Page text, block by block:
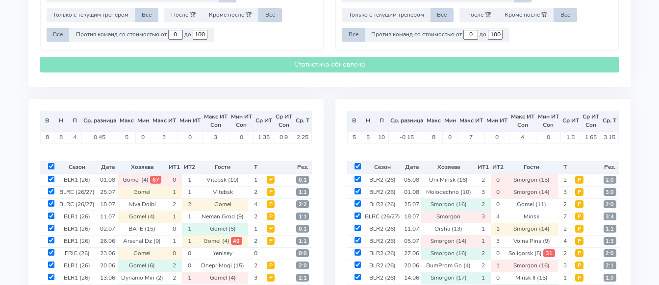
Только с текущим тренером Все После 🏆 Кроме после 🏆 Все
Все Против команд со стоимостью от до
Только с текущим тренером Все После 🏆 Кроме после 🏆 Все
Все Против команд со стоимостью от до
Статистика обновлена
В Н П Ср. разница Макс Мин Макс ИТ Мин ИТ Макс ИТ
Соп
Мин ИТ
Соп
Ср ИТ Ср ИТ
Соп
Ср. Т
8 8 4 0.45 5 0 3 0 3 0 1.35 0.9 2.25
Сезон Дата Хозяева ИТ1 ИТ2 Гости Т
Рез.
BLR1 (26) 01.08 Gomel (4) 67 0 1 Vitebsk (10) 1 Р 0:1
BLRC (26/27) 25.07 Gomel 1 1 Vitebsk 2 Р 1:1
BLRC (26/27) 18.07 Niva Dolbi 2 2 Gomel 4 Р 2:2
BLR1 (26) 11.07 Gomel (4) 1 1 Neman Grod (9) 2 Р 1:1
BLR1 (26) 02.07 BATE (15) 0 1 Gomel (5) 1 Р 0:1
BLR1 (26) 26.06 Arsenal Dz (9) 1 1 Gomel (4) 49 2 Р 1:1
FRIC (26) 23.06 Gomel 0 0 Yenisey 0 0:0
BLR1 (26) 20.06 Gomel (6) 2 0 Dnepr Mogi (15) 2 Р 2:0
BLR1 (26) 13.06 Dynamo Min (2) 2 1 Gomel (4) 3 Р 2:1
В Н П Ср. разница Макс Мин Макс ИТ Мин ИТ Макс ИТ
Соп
Мин ИТ
Соп
Ср ИТ Ср ИТ
Соп
Ср. Т
5 5 10 -0.15 8 0 7 0 4 0 1.5 1.65 3.15
Сезон Дата Хозяева ИТ1 ИТ2 Гости Т
Рез.
BLR2 (26) 05.08 Uni Minsk (16) 2 0 Smorgon (15) 2 Р 2:0
BLR2 (26) 01.08 Molodechno (10) 3 0 Smorgon (14) 3 Р 3:0
BLR2 (26) 25.07 Smorgon (16) 2 0 Gomel (11) 2 Р 2:0
BLRC (26/27) 18.07 Smorgon 3 4 Minsk 7 Р 3:4
BLR2 (26) 11.07 Orsha (13) 1 1 Smorgon (14) 2 Р 1:1
BLR2 (26) 05.07 Smorgon (14) 1 3 Volna Pins (9) 4 Р 1:3
BLR2 (26) 27.06 Smorgon (16) 2 0 Soligorsk (5) 31 2 Р 2:0
BLR2 (26) 20.06 BumProm Go (4) 2 1 Smorgon (16) 3 Р 2:1
BLR2 (26) 14.06 Smorgon (17) 1 0 Minsk II (15) 1 Р 1:0